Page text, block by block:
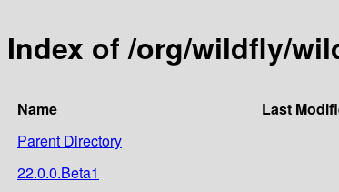
Index of /org/wildfly/
Name Last
Parent Directory
22.0.0.Beta1